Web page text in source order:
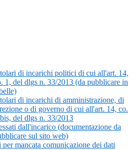
di incarichi politici di cui all'art. 14,
1, del dlgs n. 33/2013 (da pubblicare in
di incarichi di amministrazione, di
o di governo di cui all'art. 14, co.
del dlgs n. 33/2013
dall'incarico (documentazione da
sul sito web)
per mancata comunicazione dei dati